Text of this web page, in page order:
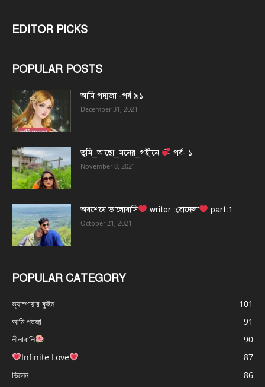
EDITOR PICKS
POPULAR POSTS
আমি পদ্মজা -পর্ব ৯১
December 31, 2021
তুমি_আছো_মনের_গহীনে পর্ব- ১
November 8, 2021
অবশেষে ভালোবাসি writer :রোদেলা part:1
October 21, 2021
POPULAR CATEGORY
ভ্যাম্পায়ার কুইন
101
আমি পদ্মজা
91
লীলাবালি
90
Infinite Love
87
ভিলেন
86